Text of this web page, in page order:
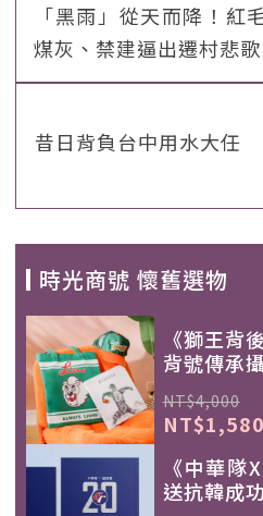
「黑雨」從天而降！紅
煤灰、禁建逼出遷村悲歌
昔日背負台中用水大任
時光商號 懷舊選物
《獅王背
背號傳承
NT$4,000
NT$1,580
《中華隊
送抗韓成